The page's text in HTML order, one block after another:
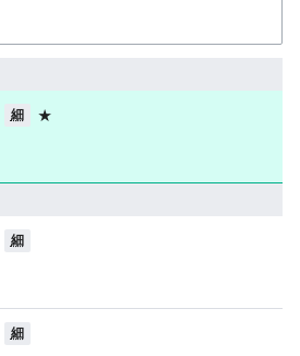
細 ★
細
細